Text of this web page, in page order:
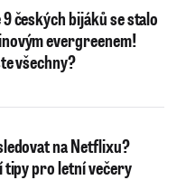
českých bijáků se stalo
evergreenem!
všechny?
na Netflixu?
tipy pro letní večery